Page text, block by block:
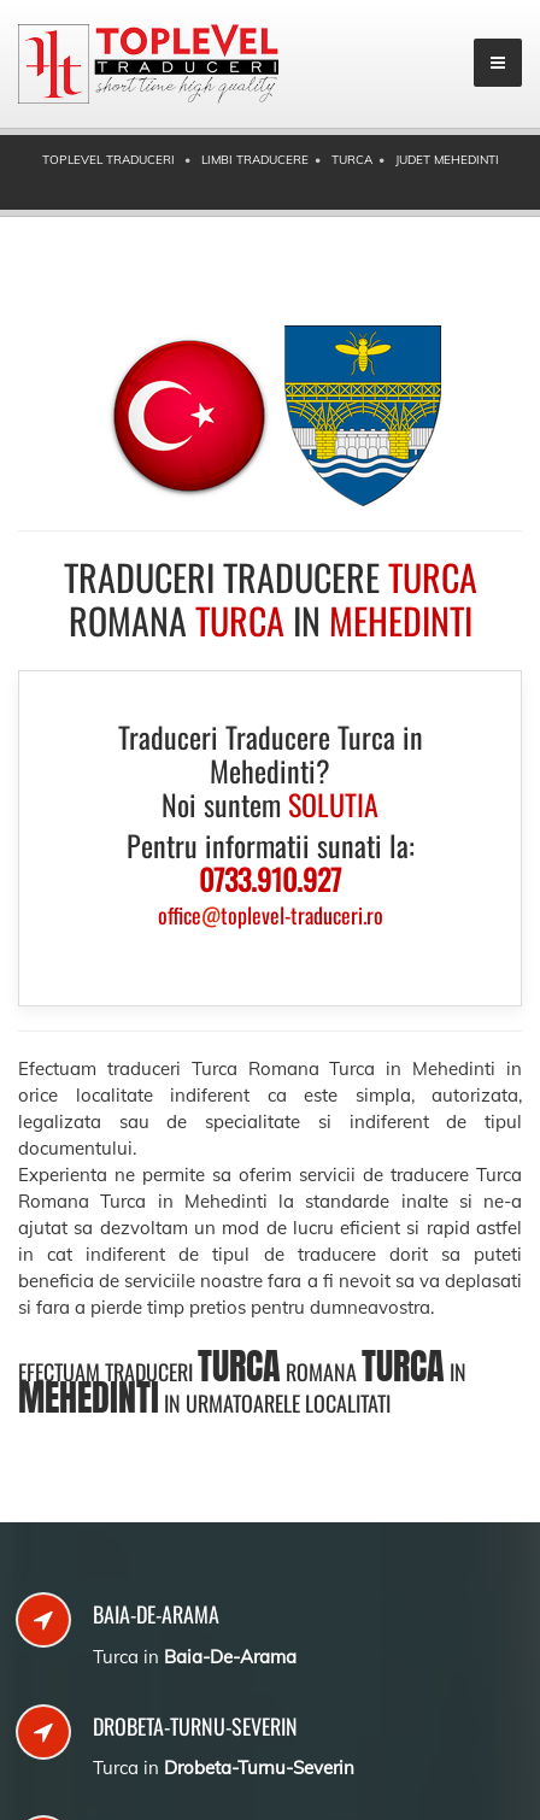
TOPLEVEL TRADUCERI LIMBI TRADUCERE TURCA JUDET MEHEDINTI
TRADUCERI TRADUCERETURCA
ROMANATURCA IN MEHEDINTI
Traduceri Traducere Turca in
Mehedinti?
Noi suntem SOLUTIA
Pentru informatii sunati la:
0733.910.927
office@toplevel-traduceri.ro
Efectuam traduceri Turca Romana Turca in Mehedinti in
orice localitate indiferent ca este simpla, autorizata,
legalizata sau de specialitate si indiferent de tipul
documentului.
Experienta ne permite sa oferim servicii de traducere Turca
Romana Turca in Mehedinti la standarde inalte si ne-a
ajutat sa dezvoltam un mod de lucru eficient si rapid astfel
in cat indiferent de tipul de traducere dorit sa puteti
beneficia de serviciile noastre fara a fi nevoit sa va deplasati
si fara a pierde timp pretios pentru dumneavostra.
EFECTUAM TRADUCERITURCA ROMANATURCA IN
MEHEDINTI IN URMATOARELE LOCALITATI
BAIA-DE-ARAMA
Turca in Baia-De-Arama
DROBETA-TURNU-SEVERIN
Turca in Drobeta-Turnu-Severin